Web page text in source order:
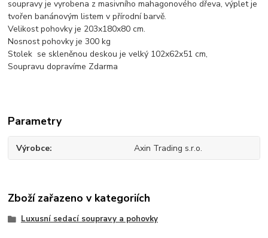
soupravy je vyrobena z masivního mahagonového dřeva, výplet je
tvořen banánovým listem v přírodní barvě.
Velikost pohovky je 203x180x80 cm.
Nosnost pohovky je 300 kg
Stolek se skleněnou deskou je velký 102x62x51 cm,
Soupravu dopravíme Zdarma
Parametry
Výrobce Axin Trading s.r.o.
Zboží zařazeno v kategoriích
Luxusní sedací soupravy a pohovky